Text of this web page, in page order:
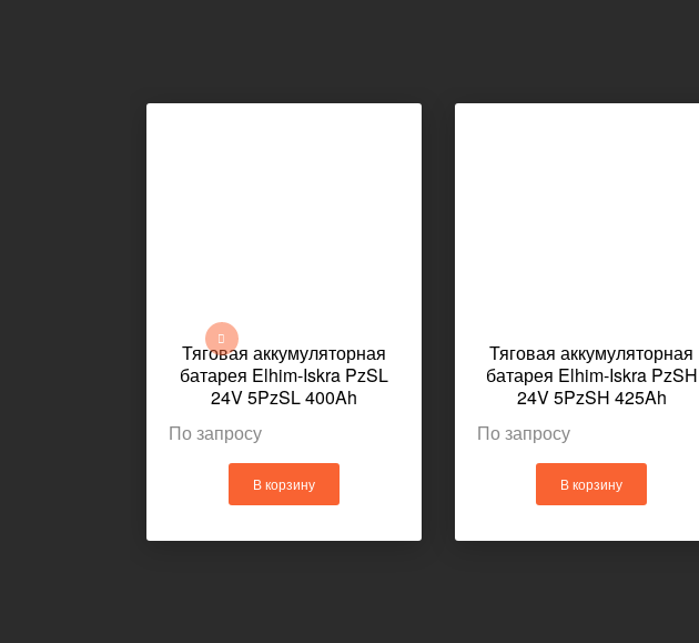
Тяговая аккумуляторная
батарея Elhim-Iskra PzSL
24V 5PzSL 400Ah
По запросу
В корзину
Тяговая аккумуляторная
батарея Elhim-Iskra PzSH
24V 5PzSH 425Ah
По запросу
В корзину